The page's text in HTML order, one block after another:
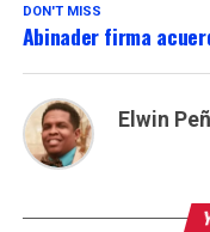
DON'T MISS
Abinader firma
Elwin